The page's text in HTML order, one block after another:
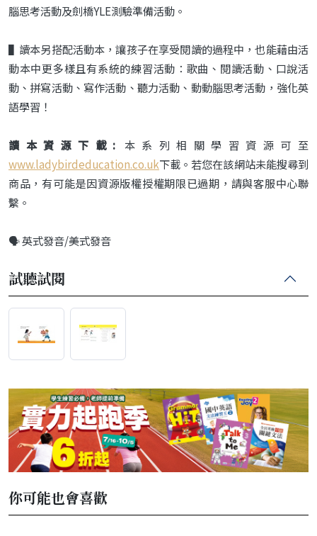
腦思考活動及劍橋YLE測驗準備活動。
▌讀本另搭配活動本，讓孩子在享受閱讀的過程中，也能藉由活
動本中更多樣且有系統的練習活動：歌曲、閱讀活動、口說活
動、拼寫活動、寫作活動、聽力活動、動動腦思考活動，強化英
語學習！
讀本資源下載: 本系列相關學習資源可至
www.ladybirdeducation.co.uk下載。若您在該網站未能搜尋到
商品，有可能是因資源版權授權期限已過期，請與客服中心聯
繫。
🗣️ 英式發音/美式發音
試聽試閱
你可能也會喜歡